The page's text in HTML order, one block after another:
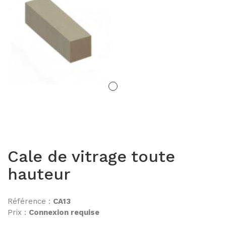
Portes FLUSH
Portes coulissantes INSLIDE
Cale de vitrage toute
hauteur
Référence : CA13
Prix : Connexion requise